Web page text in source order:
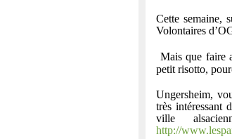
Cette semaine,
Volontaires
Mais que faire
petit risotto,
Ungersheim,
très intéressant
ville
http://